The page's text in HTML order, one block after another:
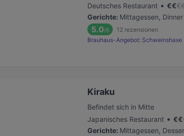
Deutsches Restaurant • €€€
Gerichte: Mittagessen, Dinner
5.0/6 12 rezensionen
Brauhaus-Angebot: Schweinshaxe
Kiraku
Befindet sich in Mitte
Japanisches Restaurant • €€
Gerichte: Mittagessen,